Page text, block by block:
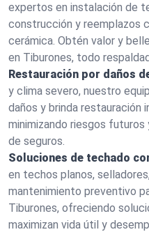
expertos en instalación de
construcción y reemplazos
cerámica. Obtén valor y
en Tiburones, todo
Restauración por daños
y clima severo, nuestro
daños y brinda restauración
minimizando riesgos
de seguros.
Soluciones de techado
en techos planos,
mantenimiento preventivo
Tiburones, ofreciendo
maximizan vida útil y